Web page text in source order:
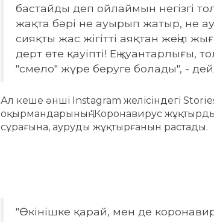
бастайды деп ойлаймын негізгі
жақта бәрі не ауырып жатыр, не
сияқты жас жігітті аяқтан жеңіл
дерт өте қауіпті! Ең қуантарлығы,
"смело" жүре беруге болады", -
Ал кеше әнші Instagram желісіндегі
оқырмандарының "Коронавирус
сұрағына, ауруды жұқтырғанын растады.
"Өкінішке қарай, мен де